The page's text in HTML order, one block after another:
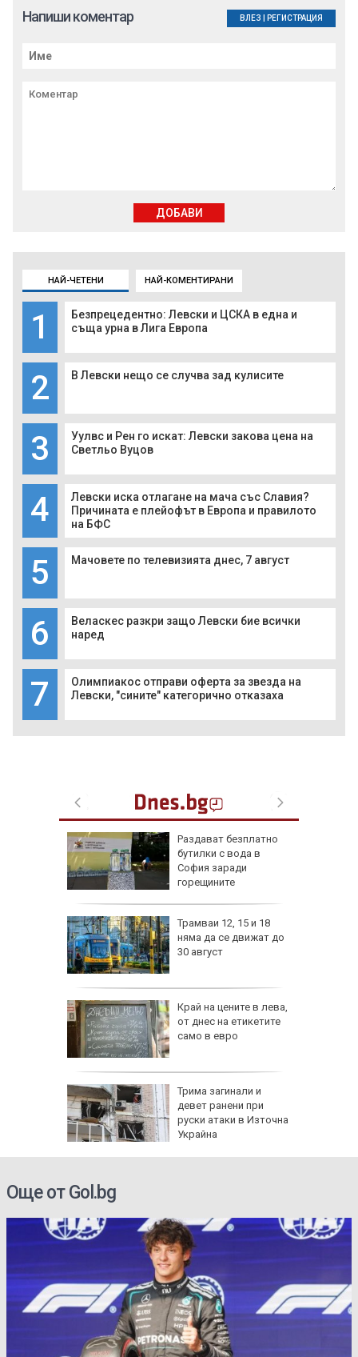
НАЙ-ЧЕТЕНИ НАЙ-КОМЕНТИРАНИ
1
Безпрецедентно: Левски и ЦСКА в една и
съща урна в Лига Европа
2 В Левски нещо се случва зад кулисите
3
Уулвс и Рен го искат: Левски закова цена на
Светльо Вуцов
4
Левски иска отлагане на мача със Славия?
Причината е плейофът в Европа и правилото
на БФС
5 Мачовете по телевизията днес, 7 август
6
Веласкес разкри защо Левски бие всички
наред
7
Олимпиакос отправи оферта за звезда на
Левски, "сините" категорично отказаха
Раздават безплатно
бутилки с вода в
София заради
горещините
Трамваи 12, 15 и 18
няма да се движат до
30 август
Край на цените в лева,
от днес на етикетите
само в евро
Трима загинали и
девет ранени при
руски атаки в Източна
Украйна
Напиши коментар ВЛЕЗ РЕГИСТРАЦИЯ
ДОБАВИ
Още от Gol.bg